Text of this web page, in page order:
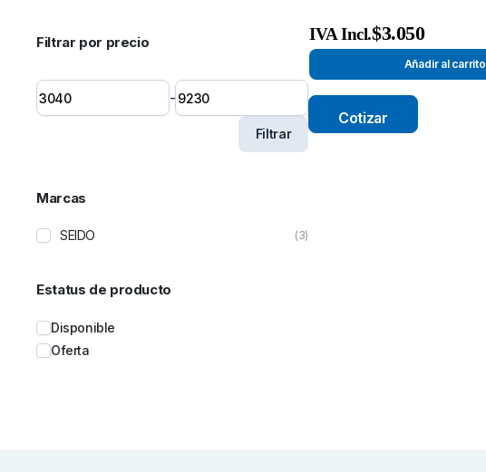
$3.050
IVA Incl.
Añadir al carrito
Cotizar
Biseladora
Esmeril para discos abrasivos
Maquinas de soldar MIG
Torcha Bernard
Tregaskiss
Filtrar por precio
-
Filtrar
Marcas
SEIDO (3)
Estatus de producto
Disponible
Oferta